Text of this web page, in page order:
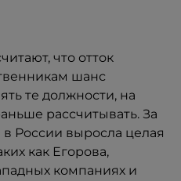
что отток
шанс
те должности, на
рассчитывать. За
России выросла целая
как Егорова,
компаниях и